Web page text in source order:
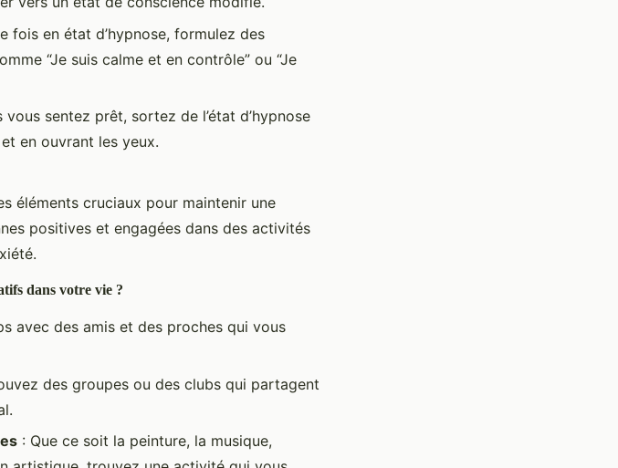
fois en état d’hypnose, formulez des
“Je suis calme et en contrôle” ou “Je
vous sentez prêt, sortez de l’état d’hypnose
en ouvrant les yeux.
éléments cruciaux pour maintenir une
positives et engagées dans des activités
dans votre vie ?
avec des amis et des proches qui vous
des groupes ou des clubs qui partagent
: Que ce soit la peinture, la musique,